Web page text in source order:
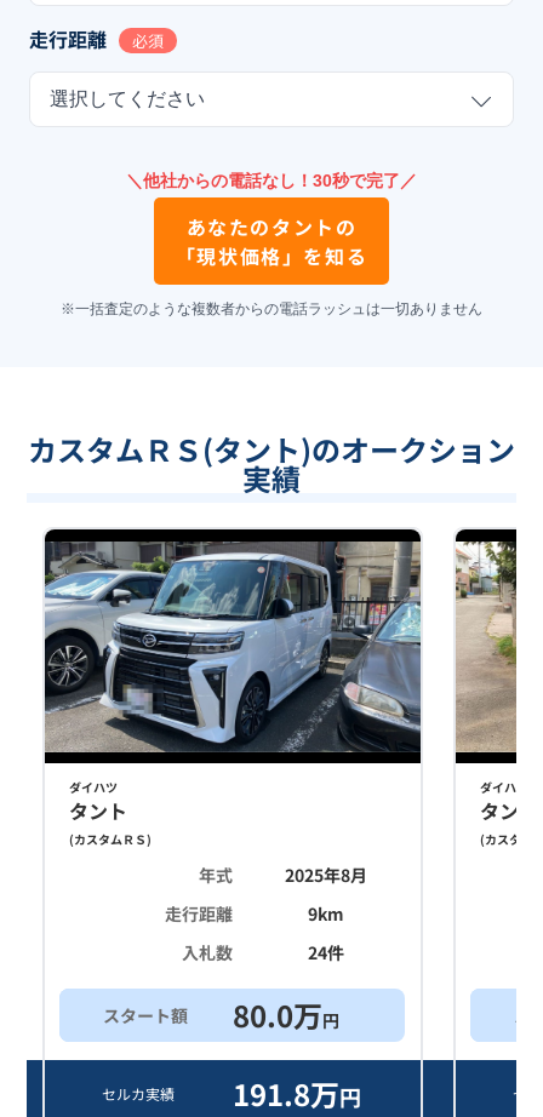
走行距離 必須
選択してください
＼他社からの電話なし！30秒で完了／
あなたのタント の
「現状価格」を知る
※一括査定のような複数者からの電話ラッシュは一切ありません
カスタムＲＳ(タント)のオークション
実績
ダイハツ
タント
(カスタムＲＳ)
年式
2025年8月
走行距離
9km
入札数
24件
スタート額 80.0万円
セルカ実績 191.8万円
ダイハツ
タント
(カスタム
ス
セ